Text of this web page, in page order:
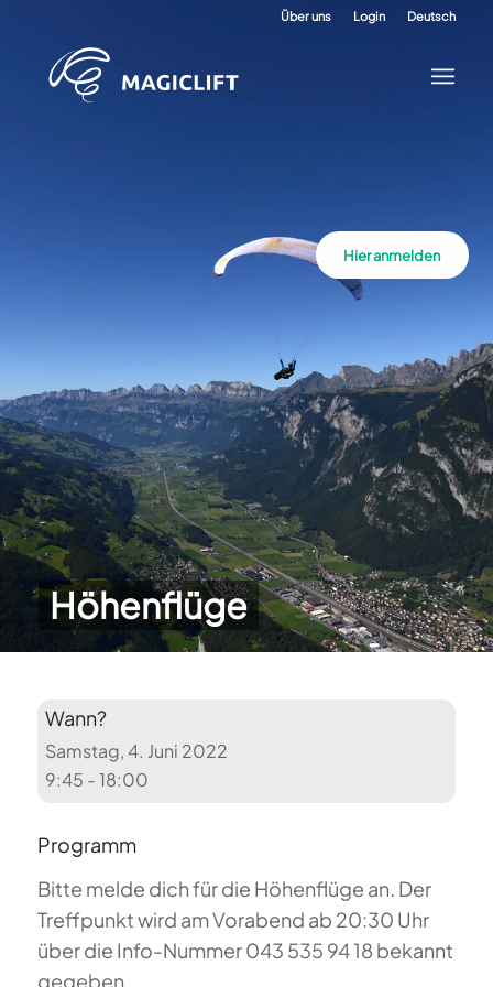
Über uns Login Deutsch
Höhenflüge
Hier anmelden
Wann?
Samstag, 4. Juni 2022
9:45 - 18:00
Programm
Bitte melde dich für die Höhenflüge an. Der
Treffpunkt wird am Vorabend ab 20:30 Uhr
über die Info-Nummer 043 535 94 18 bekannt
gegeben.